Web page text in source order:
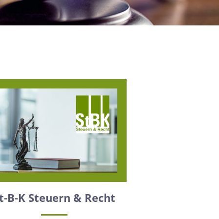
B-K Steuern & Recht